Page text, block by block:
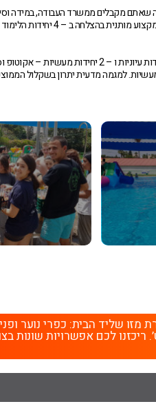
החשבונאות מקנה לכם מקצוע – מנהל חשבונות סוג 2. הדיפלומה שאתם
הבגרות במקצוע, מאפשרת לכם לעבוד באופן מיידי
מגמה עיונית – מדעית העוסקת בלימודי הסביבה. במגמה לומדים ל – 5 יחידות
כמגמה מדעית בה קל יותר לקבל ציונים גבוהים בשל 2 היחידות המעשיות. למגמה
שליד הבית: כפרי נוער
ריכזנו לכם אפשרויות שונות